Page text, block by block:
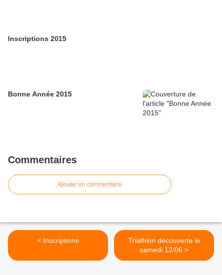
Inscriptions 2015
Bonne Année 2015
Commentaires
Ajouter un commentaire
< Inscriptions
Triathlon découverte le
samedi 12/06 >